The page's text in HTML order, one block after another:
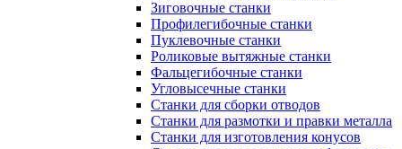
Зиговочные станки
Профилегибочные станки
Пуклевочные станки
Роликовые вытяжные станки
Фальцегибочные станки
Угловысечные станки
Станки для сборки отводов
Станки для размотки и правки металла
Станки для изготовления конусов